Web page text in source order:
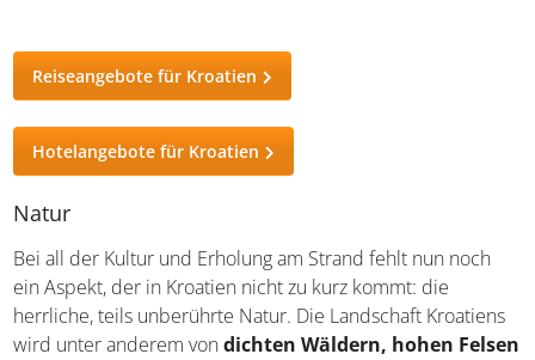
Poreč aus der Luftperspektive
Hotelangebote für Kroatien
Natur